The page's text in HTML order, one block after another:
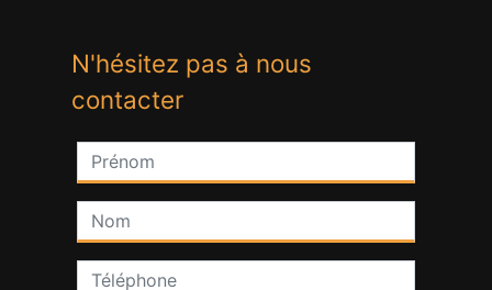
N'hésitez pas à nous
contacter